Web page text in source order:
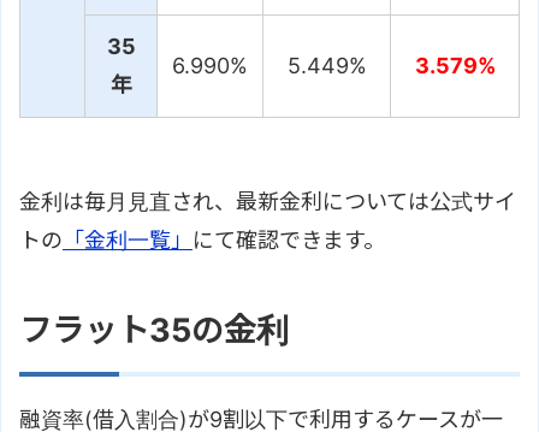
35
年
6.990% 5.449% 3.579%
金利は毎月見直され、最新金利については公式サイ
トの 「金利一覧」 にて確認できます。
フラット35の金利
融資率(借入割合)が9割以下で利用するケースが一